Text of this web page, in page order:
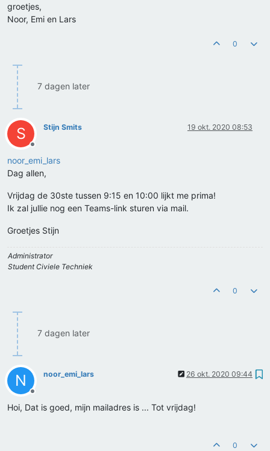
groetjes,
Noor, Emi en Lars
0
7 dagen later
S
Offline
Stijn Smits 19 okt. 2020 08:53
noor_emi_lars
Dag allen,
Vrijdag de 30ste tussen 9:15 en 10:00 lijkt me prima!
Ik zal jullie nog een Teams-link sturen via mail.
Groetjes Stijn
Administrator
Student Civiele Techniek
0
7 dagen later
N
Offline
noor_emi_lars 26 okt. 2020 09:44
Hoi, Dat is goed, mijn mailadres is ... Tot vrijdag!
0